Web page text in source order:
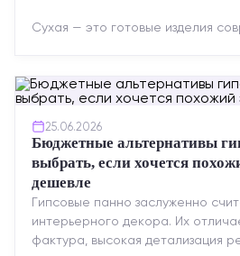
Сухая — это готовые изделия
25.06.2026
Бюджетные альтернативы
выбрать, если хочется
дешевле
Гипсовые панно заслуженно
интерьерного декора. Их
фактура, высокая детализация